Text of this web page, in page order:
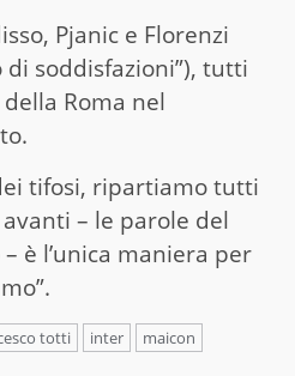
Pjanic e Florenzi
di soddisfazioni”), tutti
Roma nel
tifosi, ripartiamo tutti
– le parole del
è l’unica maniera per
totti inter maicon